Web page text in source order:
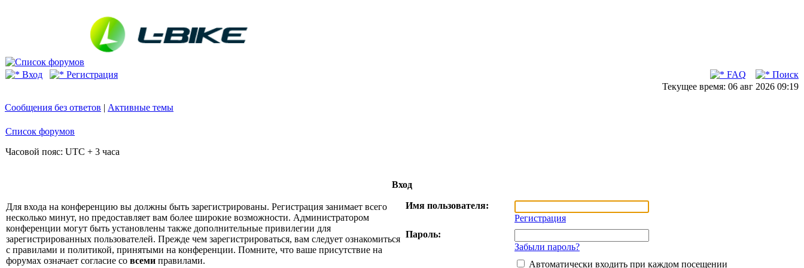
Вход Регистрация FAQ
Поиск
Текущее время: 06 авг 2026 09:19
Сообщения без ответов | Активные темы
Список форумов
Часовой пояс: UTC + 3 часа
Вход
Для входа на конференцию вы должны быть зарегистрированы. Регистрация занимает всего
несколько минут, но предоставляет вам более широкие возможности. Администратором
конференции могут быть установлены также дополнительные привилегии для
зарегистрированных пользователей. Прежде чем зарегистрироваться, вам следует ознакомиться
с правилами и политикой, принятыми на конференции. Помните, что ваше присутствие на
форумах означает согласие со всеми правилами.
Имя пользователя:
Регистрация
Пароль:
Забыли пароль?
Автоматически входить при каждом посещении